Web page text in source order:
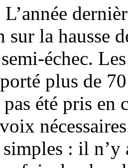
sur la hausse
échec.
plus de
été pris en
: il